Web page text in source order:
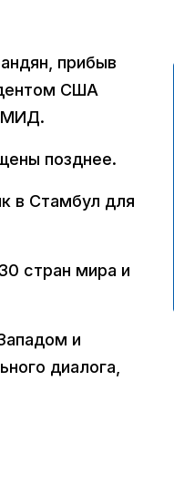
прибыв
США
МИД.
позднее.
в Стамбул для
стран мира и
и
диалога,